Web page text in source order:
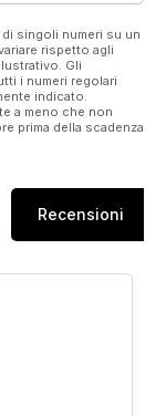
singoli numeri su un
rispetto agli
Gli
i numeri regolari
indicato.
a meno che non
prima della scadenza
Recensioni